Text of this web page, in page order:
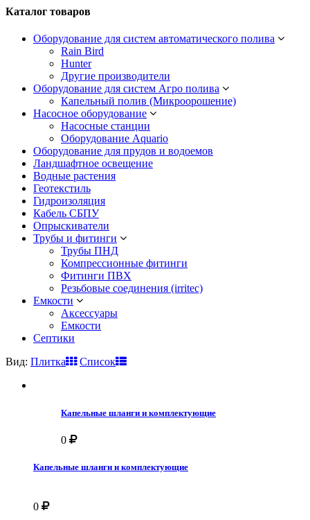
Каталог товаров
Оборудование для систем автоматического полива
Rain Bird
Hunter
Другие производители
Оборудование для систем Агро полива
Капельный полив (Микроорошение)
Насосное оборудование
Насосные станции
Оборудование Aquario
Оборудование для прудов и водоемов
Ландшафтное освещение
Водные растения
Геотекстиль
Гидроизоляция
Кабель СБПУ
Опрыскиватели
Трубы и фитинги
Трубы ПНД
Компрессионные фитинги
Фитинги ПВХ
Резьбовые соединения (irritec)
Емкости
Аксессуары
Емкости
Септики
Вид: Плитка Список
Капельные шланги и комплектующие
0
Капельные шланги и комплектующие
0